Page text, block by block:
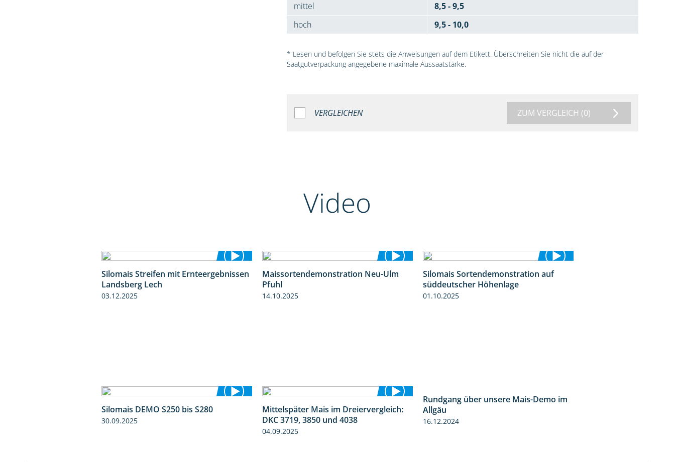
mittel
8,5 - 9,5
hoch
9,5 - 10,0
* Lesen und befolgen Sie stets die Anweisungen auf dem Etikett. Überschreiten Sie nicht die auf der
Saatgutverpackung angegebene maximale Aussaatstärke.
VERGLEICHEN ZUM VERGLEICH (0)
Video
11:01
Silomais Streifen mit Ernteergebnissen
Landsberg Lech
03.12.2025
7:10
Maissortendemonstration Neu-Ulm
Pfuhl
14.10.2025
7:04
Silomais Sortendemonstration auf
süddeutscher Höhenlage
01.10.2025
Silomais DEMO S250 bis S280
30.09.2025
1:41
Mittelspäter Mais im Dreiervergleich:
DKC 3719, 3850 und 4038
04.09.2025
Rundgang über unsere Mais-Demo im
Allgäu
16.12.2024